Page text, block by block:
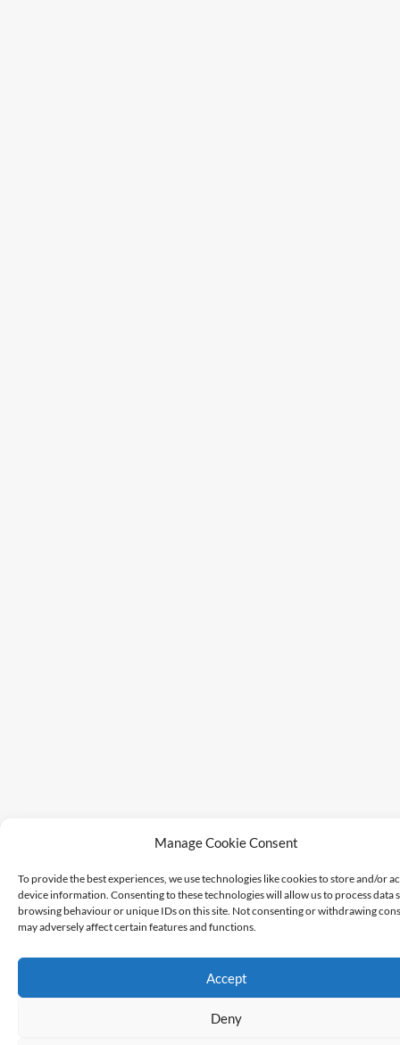
Manage Cookie Consent
To provide the best experiences, we use technologies like cookies to store and/or
device information. Consenting to these technologies will allow us to process data
browsing behaviour or unique IDs on this site. Not consenting or withdrawing
may adversely affect certain features and functions.
Accept
Deny